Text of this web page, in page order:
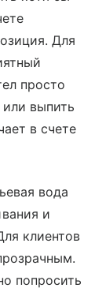
Для
просто
или выпить
в счете
вода
и
клиентов
попросить